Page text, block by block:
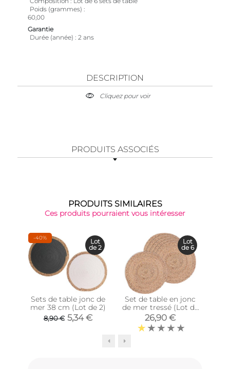
Poids (grammes)
60,00
Garantie
Durée (année)
2 ans
DESCRIPTION
Cliquez pour voir
PRODUITS ASSOCIÉS
PRODUITS SIMILAIRES
Ces produits pourraient vous intéresser
-40%
Sets de table jonc de
mer 38 cm (Lot de 2)
8,90 € 5,34 €
Lot
de 2
Set de table en jonc
de mer tressé (Lot de
6)
26,90 €
Lot
de 6